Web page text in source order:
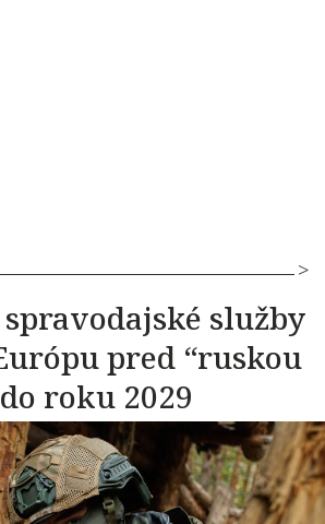
služby
pred “ruskou
roku 2029